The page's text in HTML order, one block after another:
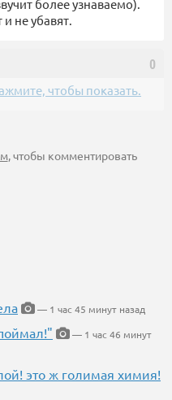
более узнаваемо).
не убавят.
0
чтобы показать.
, чтобы комментировать
— 1 час 45 минут назад
— 1 час 46 минут
это ж голимая химия!